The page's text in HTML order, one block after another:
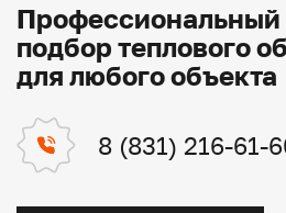
Профессиональный
подбор теплового
для любого объекта
8 (831) 216-61-